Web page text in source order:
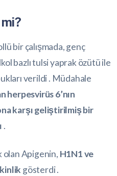
bir çalışmada, genç
bazlı tulsi yaprak özütü ile
verildi . Müdahale
herpesvirüs 6’nın
karşı geliştirilmiş bir
.
olan Apigenin, H1N1 ve
gösterdi .